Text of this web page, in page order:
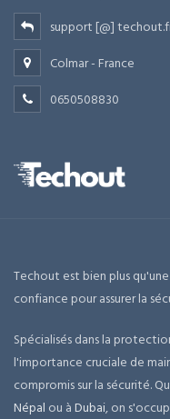
support [@]
Colmar - France
0650508830
Techout est bien plus
confiance pour assurer la
Spécialisés dans la
l'importance cruciale de
compromis sur la sécurité.
Népal ou àDubai, on